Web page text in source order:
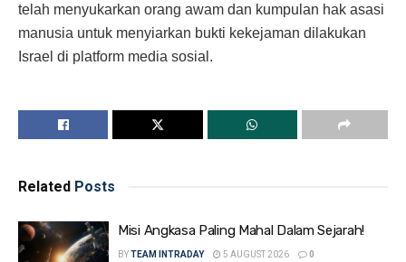
telah menyukarkan orang awam dan kumpulan hak asasi
manusia untuk menyiarkan bukti kekejaman dilakukan
Israel di platform media sosial.
Related Posts
Misi Angkasa Paling Mahal Dalam Sejarah!
BYTEAM INTRADAY 5 AUGUST 2026 0